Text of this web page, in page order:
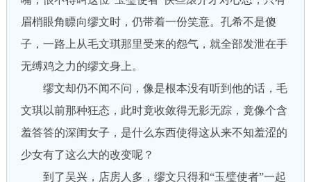
眉梢眼角瞟向缪文时，仍带着一份笑意。孔希不是傻
子，一路上从毛文琪那里受来的怨气，就全部发泄在手
无缚鸡之力的缪文身上。
缪文却仍不闻不问，像是根本没有听到他的话，毛
文琪以前那种狂态，此时竟收敛得无影无踪，竟像个含
羞答答的深闺女子，是什么东西使得这从来不知羞涩的
少女有了这么大的改变呢？
到了吴兴，店房人多，缪文只得和“玉璧使者”一起